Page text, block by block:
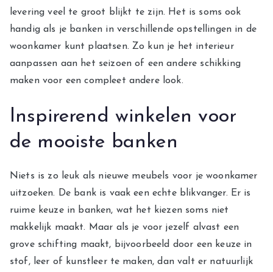
levering veel te groot blijkt te zijn. Het is soms ook
handig als je banken in verschillende opstellingen in de
woonkamer kunt plaatsen. Zo kun je het interieur
aanpassen aan het seizoen of een andere schikking
maken voor een compleet andere look.
Inspirerend winkelen voor
de mooiste banken
Niets is zo leuk als nieuwe meubels voor je woonkamer
uitzoeken. De bank is vaak een echte blikvanger. Er is
ruime keuze in banken, wat het kiezen soms niet
makkelijk maakt. Maar als je voor jezelf alvast een
grove schifting maakt, bijvoorbeeld door een keuze in
stof, leer of kunstleer te maken, dan valt er natuurlijk